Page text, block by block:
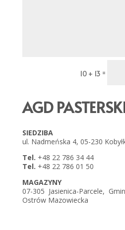
10 + 13 =
AGD
SIEDZIBA
ul. Nadmeńska 4, 05-230
Tel. +48 22 786 34 44
Tel. +48 22 786 01 50
MAGAZYNY
07-305 Jasienica-Parcele,
Ostrów Mazowiecka